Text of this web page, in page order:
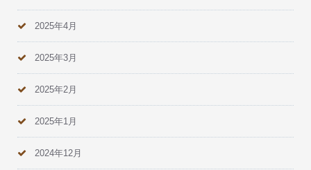
2025年4月
2025年3月
2025年2月
2025年1月
2024年12月